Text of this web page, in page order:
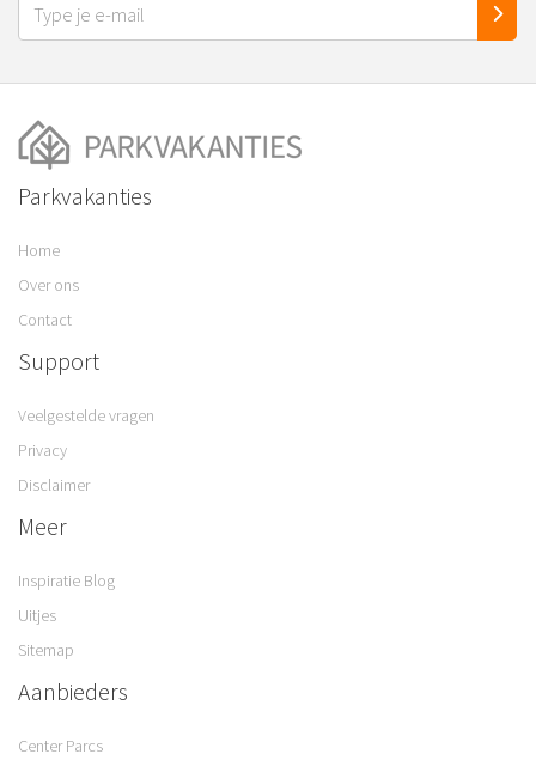
Parkvakanties
Over ons
Contact
Support
Veelgestelde vragen
Privacy
Disclaimer
Meer
Uitjes
Sitemap
Aanbieders
Landal